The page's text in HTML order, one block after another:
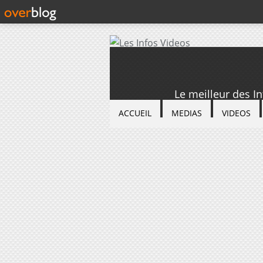
Le meilleur des
ACCUEIL MEDIAS VIDEOS